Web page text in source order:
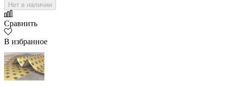
Нет в наличии
Сравнить
В избранное